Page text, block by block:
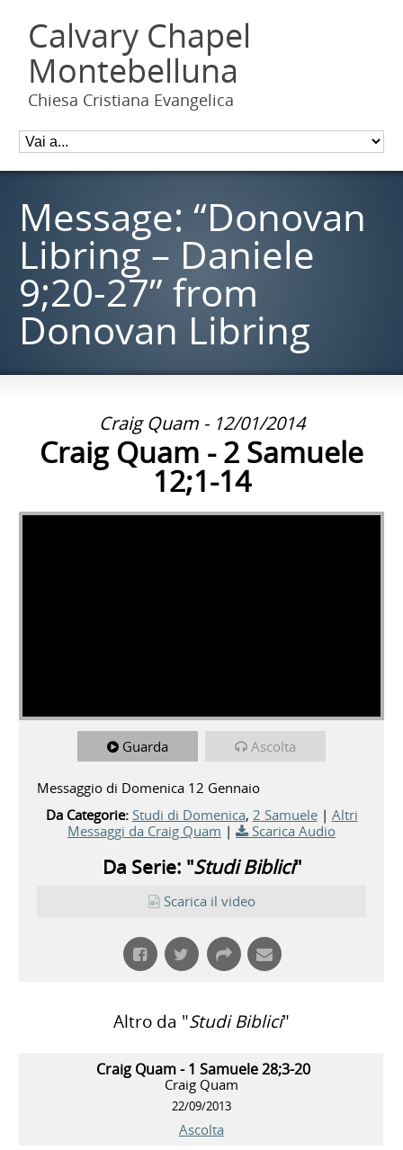
Calvary Chapel
Montebelluna
Chiesa Cristiana Evangelica
Message: “Donovan
Libring – Daniele
9;20-27” from
Donovan Libring
Craig Quam - 12/01/2014
Craig Quam - 2 Samuele
12;1-14
Guarda Ascolta
Messaggio di Domenica 12 Gennaio
Da Categorie: Studi di Domenica, 2 Samuele| Altri
Messaggi da Craig Quam | Scarica Audio
Da Serie: "Studi Biblici"
Scarica il video
Altro da "Studi Biblici"
Craig Quam - 1 Samuele 28;3-20
Craig Quam
22/09/2013
Ascolta